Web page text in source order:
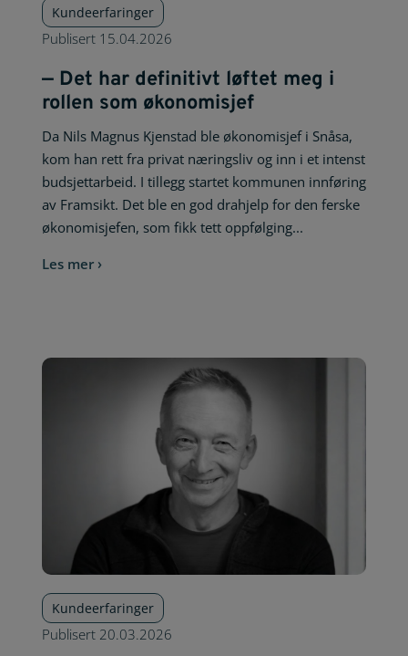
Kundeerfaringer
Publisert 15.04.2026
— Det har definitivt løftet meg i
rollen som økonomisjef
Da Nils Magnus Kjenstad ble økonomisjef i Snåsa,
kom han rett fra privat næringsliv og inn i et intenst
budsjettarbeid. I tillegg startet kommunen innføring
av Framsikt. Det ble en god drahjelp for den ferske
økonomisjefen, som fikk tett oppfølging...
Les mer ›
Kundeerfaringer
Publisert 20.03.2026